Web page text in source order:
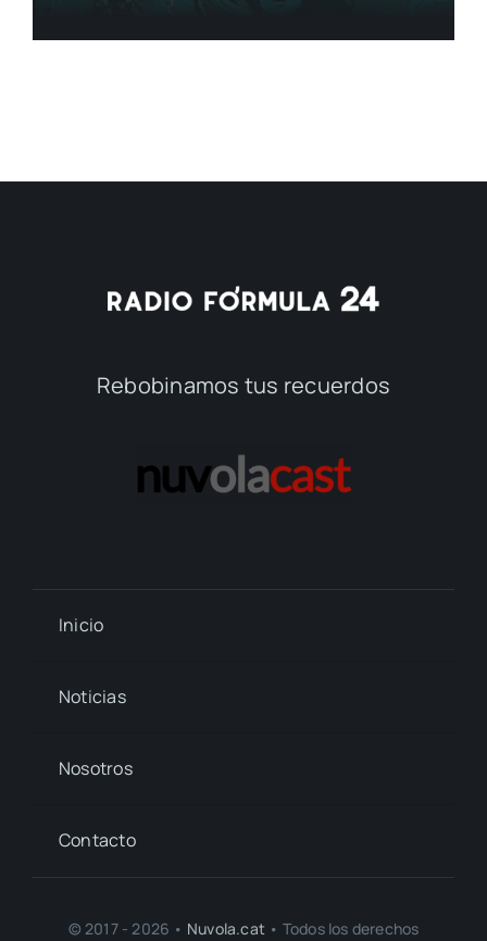
Rebobinamos tus recuerdos
Inicio
Noticias
Nosotros
Contacto
© 2017 - 2026 • Nuvola.cat • Todos los derechos